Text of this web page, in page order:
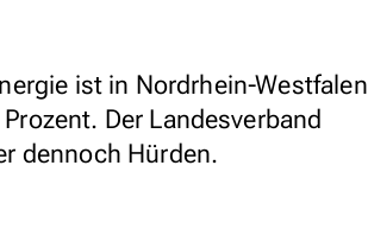
ist in Nordrhein-Westfalen
Der Landesverband
dennoch Hürden.